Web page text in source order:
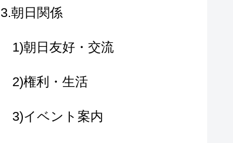
3.朝日関係
1)朝日友好・交流
2)権利・生活
3)イベント案内